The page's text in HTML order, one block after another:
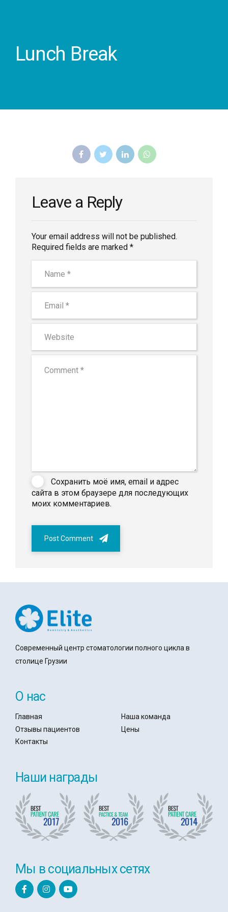
Lunch Break
Leave a Reply
Your email address will not be published.
Required fields are marked *
Сохранить моё имя, email и адрес
сайта в этом браузере для последующих
моих комментариев.
Post Comment
Современный центр стоматологии полного цикла в
столице Грузии
О нас
Главная
Наша команда
Отзывы пациентов
Цены
Контакты
Наши награды
Мы в социальных сетях